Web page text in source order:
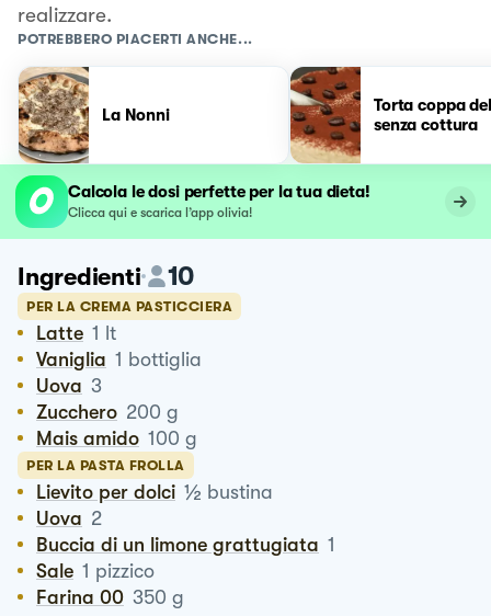
realizzare.
POTREBBERO PIACERTI ANCHE...
La Nonni
Torta coppa
senza cottura
Calcola le dosi perfette per la tua dieta!
Clicca qui e scarica l’app olivia!
Ingredienti 10
PER LA CREMA PASTICCIERA
Latte 1 lt
Vaniglia 1 bottiglia
Uova 3
Zucchero 200 g
Mais amido 100 g
PER LA PASTA FROLLA
Lievito per dolci ½ bustina
Uova 2
Buccia di un limone grattugiata 1
Sale 1 pizzico
Farina 00 350 g